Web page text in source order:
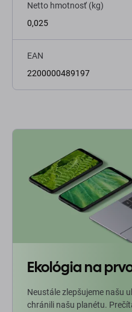
Netto hmotnosť (kg)
0,025
EAN
2200000489197
Ekológia na
Neustále zlepšujeme našu
chránili našu planétu.